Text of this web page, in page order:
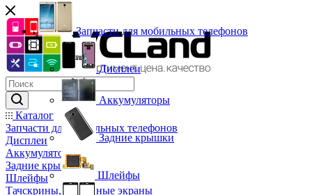
Каталог
Запчасти для мобильных телефонов
Дисплеи
Аккумуляторы
Задние крышки
Шлейфы
Тачскрины, сенсорные экраны
Запчасти для мобильных телефонов
Дисплеи
Аккумуляторы
Задние крышки
Шлейфы